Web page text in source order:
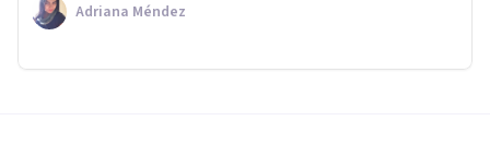
Adriana Méndez